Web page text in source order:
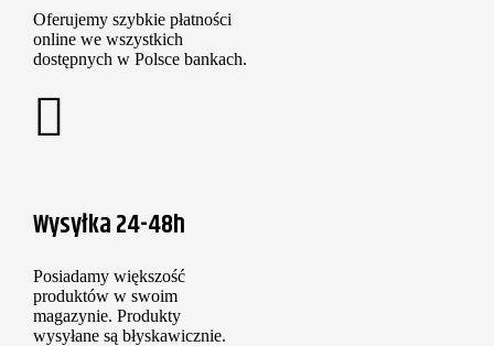
Oferujemy szybkie płatności
online we wszystkich
dostępnych w Polsce bankach.
Wysyłka 24-48h
Posiadamy większość
produktów w swoim
magazynie. Produkty
wysyłane są błyskawicznie.